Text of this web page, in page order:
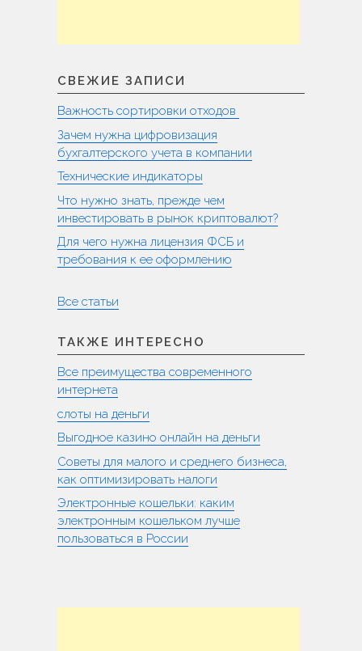
СВЕЖИЕ ЗАПИСИ
Важность сортировки отходов
Зачем нужна цифровизация
бухгалтерского учета в компании
Технические индикаторы
Что нужно знать, прежде чем
инвестировать в рынок криптовалют?
Для чего нужна лицензия ФСБ и
требования к ее оформлению
Все статьи
ТАКЖЕ ИНТЕРЕСНО
Все преимущества современного
интернета
слоты на деньги
Выгодное казино онлайн на деньги
Советы для малого и среднего бизнеса,
как оптимизировать налоги
Электронные кошельки: каким
электронным кошельком лучше
пользоваться в России